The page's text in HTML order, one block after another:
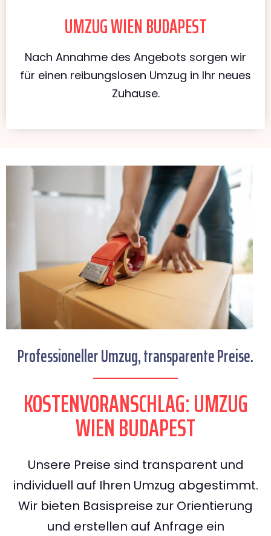
UMZUG WIEN BUDAPEST
Nach Annahme des Angebots sorgen wir
für einen reibungslosen Umzug in Ihr neues
Zuhause.
Professioneller Umzug, transparente Preise.
KOSTENVORANSCHLAG: UMZUG
WIEN BUDAPEST
Unsere Preise sind transparent und
individuell auf Ihren Umzug abgestimmt.
Wir bieten Basispreise zur Orientierung
und erstellen auf Anfrage ein